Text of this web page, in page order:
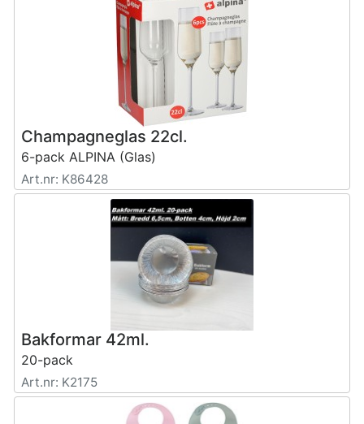
Champagneglas 22cl.
6-pack ALPINA (Glas)
Art.nr: K86428
Bakformar 42ml.
20-pack
Art.nr: K2175